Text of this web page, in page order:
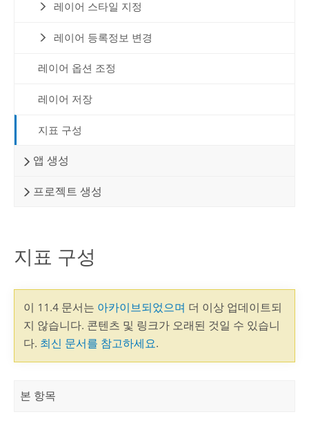
레이어 스타일 지정
레이어 등록정보 변경
레이어 옵션 조정
레이어 저장
지표 구성
앱 생성
프로젝트 생성
지표 구성
이 11.4 문서는 아카이브되었으며 더 이상 업데이트되
지 않습니다. 콘텐츠 및 링크가 오래된 것일 수 있습니
다. 최신 문서를 참고하세요.
본 항목